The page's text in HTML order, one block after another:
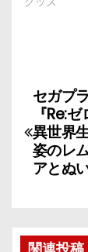
投
稿
ナ
ビ
セガプ
『Re:
異世界
姿のレ
アとぬ